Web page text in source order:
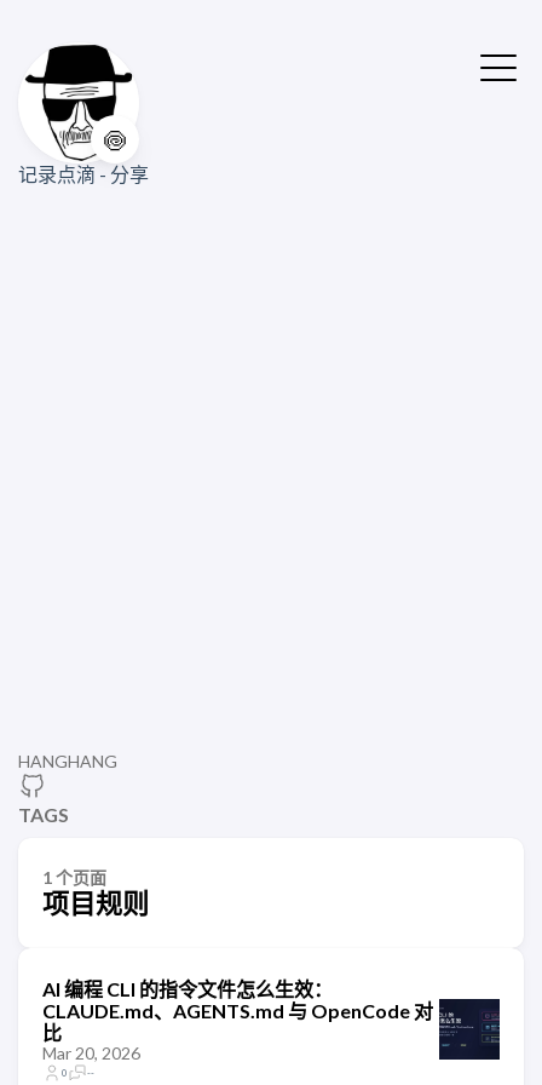
🍥
记录点滴 - 分享
HANGHANG
TAGS
1 个页面
项目规则
AI 编程 CLI 的指令文件怎么生效：
CLAUDE.md、AGENTS.md 与 OpenCode 对
比
Mar 20, 2026
0 --